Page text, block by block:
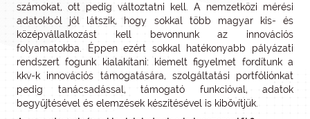
számokat, ott pedig változtatni kell. A nemzetközi mérési
adatokból jól látszik, hogy sokkal több magyar kis- és
középvállalkozást kell bevonnunk az innovációs
folyamatokba. Éppen ezért sokkal hatékonyabb pályázati
rendszert fogunk kialakítani: kiemelt figyelmet fordítunk a
kkv-k innovációs támogatására, szolgáltatási portfóliónkat
pedig tanácsadással, támogató funkcióval, adatok
begyűjtésével és elemzések készítésével is kibővítjük.